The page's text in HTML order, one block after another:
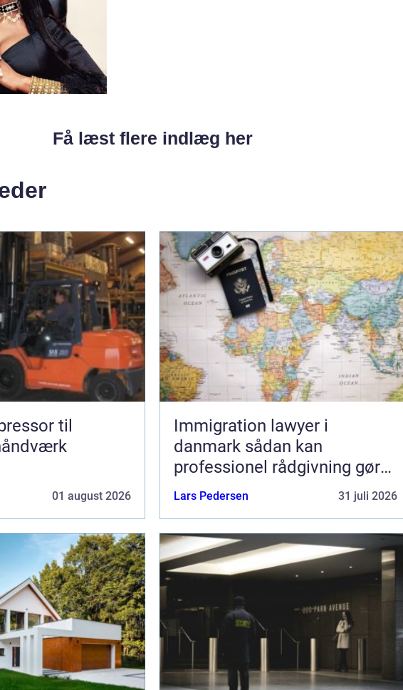
Få læst flere indlæg her
til
01 august 2026
Immigration lawyer i
danmark sådan kan
professionel rådgivning gøre
en forskel
Lars Pedersen 31 juli 2026